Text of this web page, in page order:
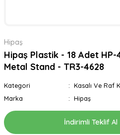
Hipaş
Hipaş Plastik - 18 Adet HP-
Metal Stand - TR3-4628
Kategori
Kasalı Ve Raf
Marka
Hipaş
İndirimli Teklif Al